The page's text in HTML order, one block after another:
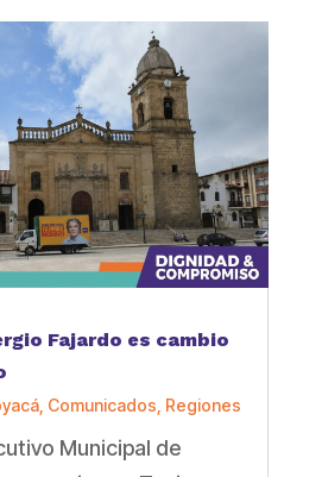
Fajardo es cambio
, Comunicados Regiones
Municipal de